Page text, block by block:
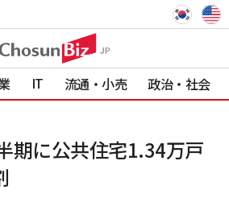
IT 流通・小売 政治・社会
期に公共住宅1.34万戸